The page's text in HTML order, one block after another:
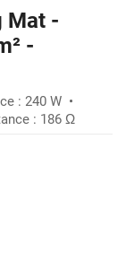
Mat -
-
: 240 W •
: 186 Ω